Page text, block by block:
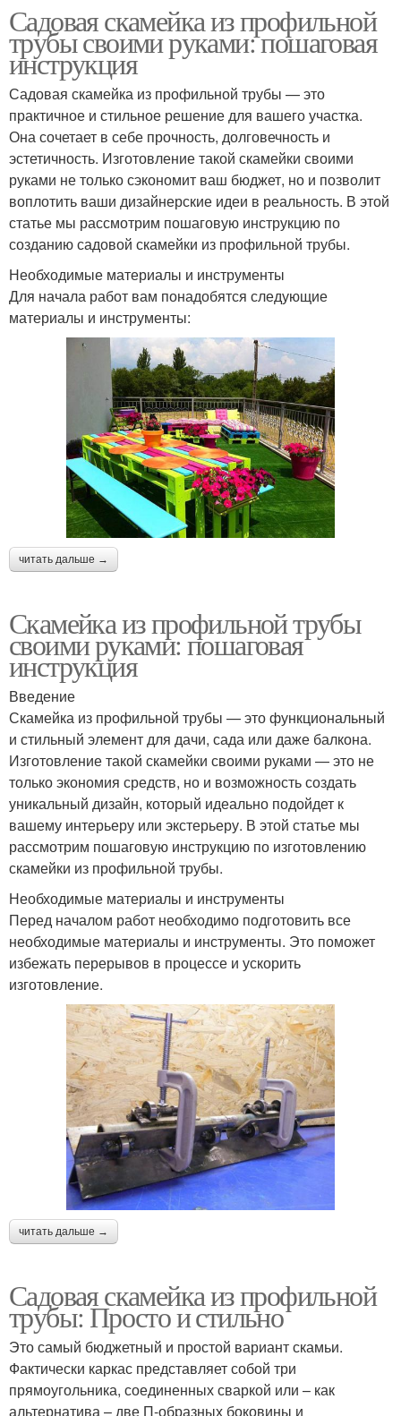
Садовая скамейка из профильной
трубы своими руками: пошаговая
инструкция
Садовая скамейка из профильной трубы — это
практичное и стильное решение для вашего участка.
Она сочетает в себе прочность, долговечность и
эстетичность. Изготовление такой скамейки своими
руками не только сэкономит ваш бюджет, но и позволит
воплотить ваши дизайнерские идеи в реальность. В этой
статье мы рассмотрим пошаговую инструкцию по
созданию садовой скамейки из профильной трубы.
Необходимые материалы и инструменты
Для начала работ вам понадобятся следующие
материалы и инструменты:
читать дальше →
Скамейка из профильной трубы
своими руками: пошаговая
инструкция
Введение
Скамейка из профильной трубы — это функциональный
и стильный элемент для дачи, сада или даже балкона.
Изготовление такой скамейки своими руками — это не
только экономия средств, но и возможность создать
уникальный дизайн, который идеально подойдет к
вашему интерьеру или экстерьеру. В этой статье мы
рассмотрим пошаговую инструкцию по изготовлению
скамейки из профильной трубы.
Необходимые материалы и инструменты
Перед началом работ необходимо подготовить все
необходимые материалы и инструменты. Это поможет
избежать перерывов в процессе и ускорить
изготовление.
читать дальше →
Садовая скамейка из профильной
трубы: Просто и стильно
Это самый бюджетный и простой вариант скамьи.
Фактически каркас представляет собой три
прямоугольника, соединенных сваркой или – как
альтернатива – две П-образных боковины и